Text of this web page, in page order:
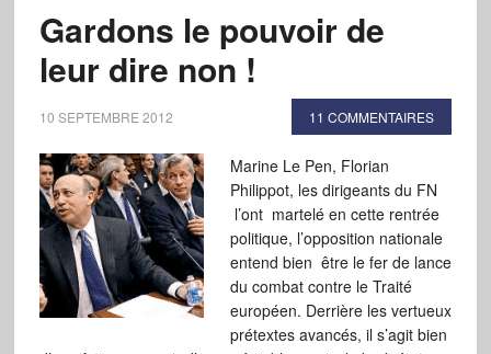
Gardons le pouvoir de
leur dire non !
10 SEPTEMBRE 2012 11 COMMENTAIRES
Marine Le Pen, Florian
Philippot, les dirigeants du FN
l’ont martelé en cette rentrée
politique, l’opposition nationale
entend bien être le fer de lance
du combat contre le Traité
européen. Derrière les vertueux
prétextes avancés, il s’agit bien